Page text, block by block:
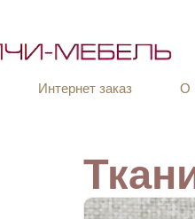
Интернет заказ О